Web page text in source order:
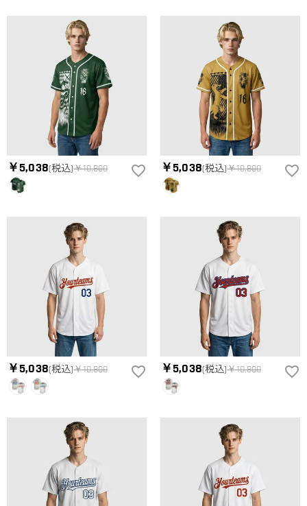
￥5,038(税込)￥10,800 ￥5,038(税込)￥10,800
￥5,038(税込)￥10,800 ￥5,038(税込)￥10,800